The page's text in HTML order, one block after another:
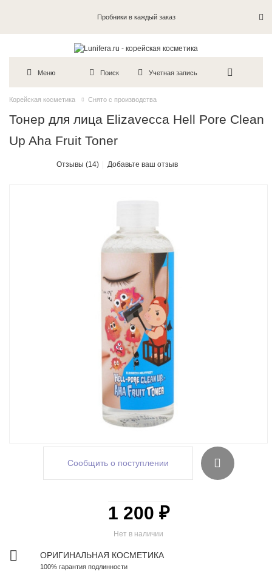
Пробники в каждый заказ
Меню Поиск Учетная запись
Корейская косметика Снято с производства
Тонер для лица Elizavecca Hell Pore Clean
Up Aha Fruit Toner
Отзывы (14) Добавьте ваш отзыв
Сообщить о поступлении
Нет в наличии
1 200 ₽
ОРИГИНАЛЬНАЯ КОСМЕТИКА
100% гарантия подлинности